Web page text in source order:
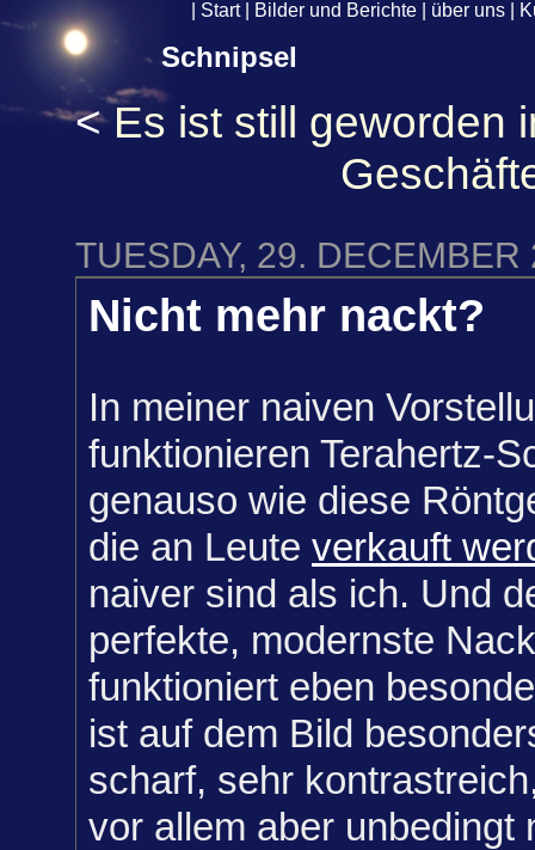
Start| Bilder und Berichte über uns
Schnipsel
< Es ist still geworden
TUESDAY, 29. DECEMBER
Nicht mehr nackt?
In meiner naiven
funktionieren Terahertz-
genauso wie diese
die an Leute verkauft
naiver sind als ich. Und
perfekte, modernste
funktioniert eben
ist auf dem Bild
scharf, sehr
vor allem aber unbedingt